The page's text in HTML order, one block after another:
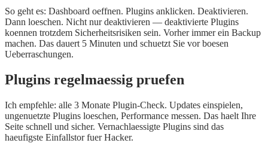
So geht es: Dashboard oeffnen. Plugins anklicken. Deaktivieren.
Dann loeschen. Nicht nur deaktivieren — deaktivierte Plugins
koennen trotzdem Sicherheitsrisiken sein. Vorher immer ein Backup
machen. Das dauert 5 Minuten und schuetzt Sie vor boesen
Ueberraschungen.
Plugins regelmaessig pruefen
Ich empfehle: alle 3 Monate Plugin-Check. Updates einspielen,
ungenuetzte Plugins loeschen, Performance messen. Das haelt Ihre
Seite schnell und sicher. Vernachlaessigte Plugins sind das
haeufigste Einfallstor fuer Hacker.